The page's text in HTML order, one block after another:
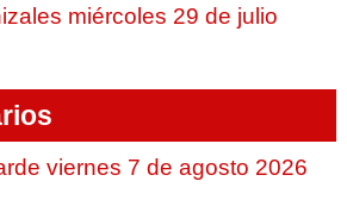
miércoles 29 de julio
viernes 7 de agosto 2026